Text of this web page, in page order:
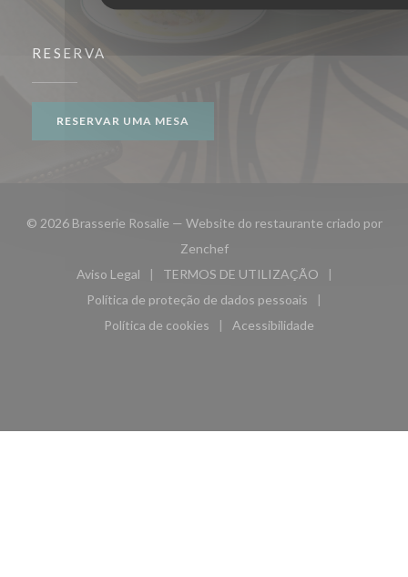
RESERVA
RESERVAR UMA MESA
© 2026 Brasserie Rosalie — Website do restaurante criado por
Zenchef((abre numa nova janela))
Aviso Legal
((abre numa nova janela))
TERMOS DE UTILIZAÇÃO
((abre numa nova janela))
Política de proteção de dados pessoais
((abre numa nova janela))
Política de cookies
((abre numa nova janela))
Acessibilidade